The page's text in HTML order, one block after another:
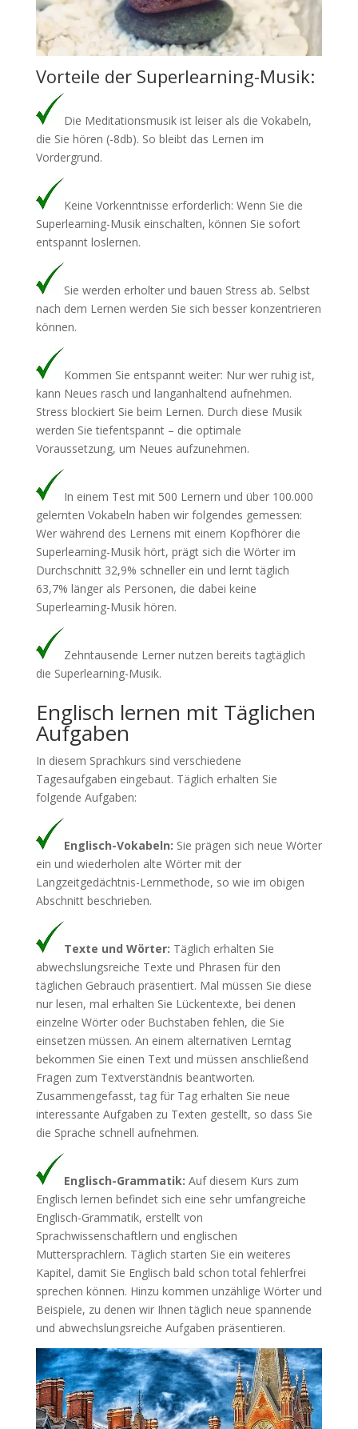
Vorteile der Superlearning-Musik:
Die Meditationsmusik ist leiser als die Vokabeln,
die Sie hören (-8db). So bleibt das Lernen im
Vordergrund.
Keine Vorkenntnisse erforderlich: Wenn Sie die
Superlearning-Musik einschalten, können Sie sofort
entspannt loslernen.
Sie werden erholter und bauen Stress ab. Selbst
nach dem Lernen werden Sie sich besser konzentrieren
können.
Kommen Sie entspannt weiter: Nur wer ruhig ist,
kann Neues rasch und langanhaltend aufnehmen.
Stress blockiert Sie beim Lernen. Durch diese Musik
werden Sie tiefentspannt – die optimale
Voraussetzung, um Neues aufzunehmen.
In einem Test mit 500 Lernern und über 100.000
gelernten Vokabeln haben wir folgendes gemessen:
Wer während des Lernens mit einem Kopfhörer die
Superlearning-Musik hört, prägt sich die Wörter im
Durchschnitt 32,9% schneller ein und lernt täglich
63,7% länger als Personen, die dabei keine
Superlearning-Musik hören.
Zehntausende Lerner nutzen bereits tagtäglich
die Superlearning-Musik.
Englisch lernen mit Täglichen
Aufgaben
In diesem Sprachkurs sind verschiedene
Tagesaufgaben eingebaut. Täglich erhalten Sie
folgende Aufgaben:
Englisch-Vokabeln: Sie prägen sich neue Wörter
ein und wiederholen alte Wörter mit der
Langzeitgedächtnis-Lernmethode, so wie im obigen
Abschnitt beschrieben.
Texte und Wörter: Täglich erhalten Sie
abwechslungsreiche Texte und Phrasen für den
täglichen Gebrauch präsentiert. Mal müssen Sie diese
nur lesen, mal erhalten Sie Lückentexte, bei denen
einzelne Wörter oder Buchstaben fehlen, die Sie
einsetzen müssen. An einem alternativen Lerntag
bekommen Sie einen Text und müssen anschließend
Fragen zum Textverständnis beantworten.
Zusammengefasst, tag für Tag erhalten Sie neue
interessante Aufgaben zu Texten gestellt, so dass Sie
die Sprache schnell aufnehmen.
Englisch-Grammatik: Auf diesem Kurs zum
Englisch lernen befindet sich eine sehr umfangreiche
Englisch-Grammatik, erstellt von
Sprachwissenschaftlern und englischen
Muttersprachlern. Täglich starten Sie ein weiteres
Kapitel, damit Sie Englisch bald schon total fehlerfrei
sprechen können. Hinzu kommen unzählige Wörter und
Beispiele, zu denen wir Ihnen täglich neue spannende
und abwechslungsreiche Aufgaben präsentieren.